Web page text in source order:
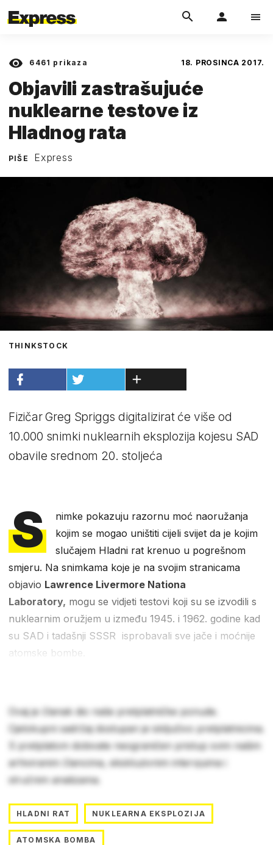
6461 prikaza 18. PROSINCA 2017.
Objavili zastrašujuće
nuklearne testove iz
Hladnog rata
PIŠE Express
THINKSTOCK
Fizičar Greg Spriggs digitalizirat će više od
10.000 snimki nuklearnih eksplozija kojesu SAD
obavile srednom 20. stoljeća
S
nimke pokazuju razornu moć naoružanja
kojim se mogao uništiti cijeli svijet da je kojim
slučajem Hladni rat krenuo u pogrešnom
smjeru. Na snimkama koje je na svojim stranicama
objavio Lawrence Livermore Nationa
Laboratory, mogu se vidjeti testovi koji su se izvodili s
nuklearnim oružjem u između 1945. i 1962. godine kad
su SAD i tadašnji SSSR isprobavali sve jače i moćnije
atomske bombe.
Ovaj je članak dio naše pretplatničke ponude.
Cjelokupni sadržaj dostupan je isključivo pretplatnicima.
S pretplatom dobivate neograničen pristup svim našim
arhiviranim člancima, ekskluzivnim intervjuima i
stručnim analizama.
HLADNI RAT NUKLEARNA EKSPLOZIJA
ATOMSKA BOMBA